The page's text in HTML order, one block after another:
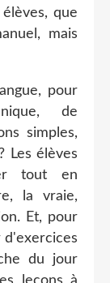
que
mais
pour
de
simples,
Les élèves
tout en
la vraie,
Et, pour
d'exercices
du jour